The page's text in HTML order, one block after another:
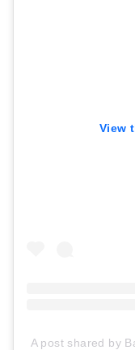
View
A post shared by